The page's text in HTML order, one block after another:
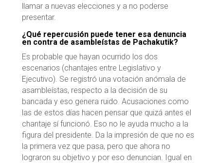
llamar a nuevas elecciones y a no poderse
presentar.
¿Qué repercusión puede tener esa denuncia
en contra de asambleístas de Pachakutik?
Es probable que hayan ocurrido los dos
escenarios (chantajes entre Legislativo y
Ejecutivo). Se registró una votación anómala de
asambleístas, respecto a la decisión de su
bancada y eso genera ruido. Acusaciones como
las de estos días hacen pensar que quizá antes el
chantaje sí funcionó. Eso no le ayuda mucho a la
figura del presidente. Da la impresión de que no es
la primera vez que pasa, pero que ahora no
lograron su objetivo y por eso denuncian. Igual en